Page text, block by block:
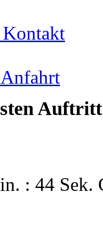
: 43 Sek.